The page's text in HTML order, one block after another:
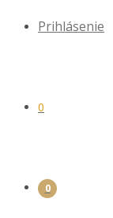
Prihlásenie
0
0